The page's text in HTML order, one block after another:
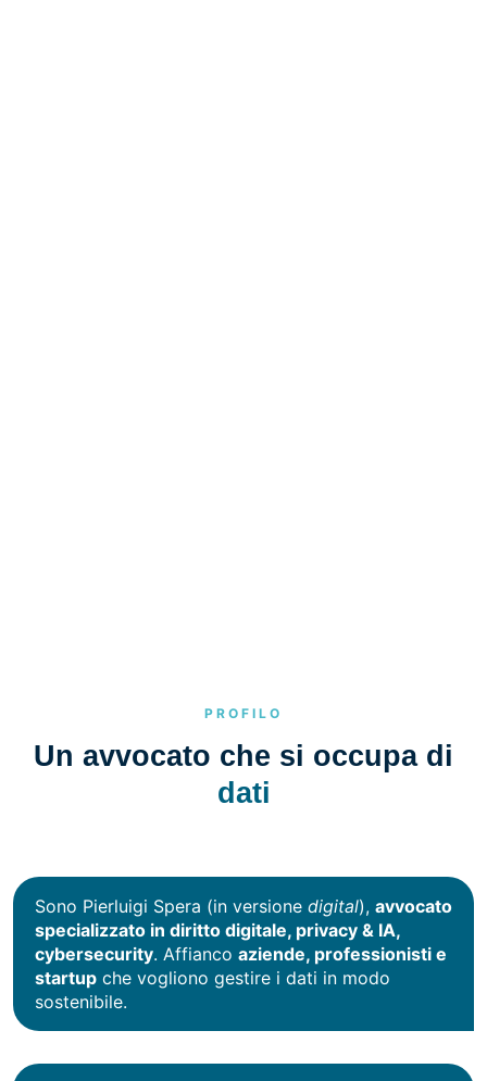
PROFILO
Un avvocato che si occupa di
dati
Sono Pierluigi Spera (in versione digital), avvocato
specializzato in diritto digitale, privacy & IA,
cybersecurity. Affianco aziende, professionisti e
startup che vogliono gestire i dati in modo
sostenibile.